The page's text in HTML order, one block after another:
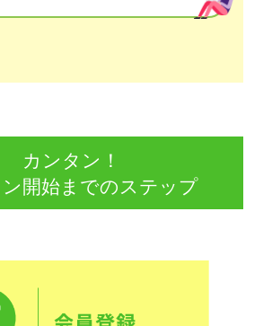
カンタン！
開始までのステップ